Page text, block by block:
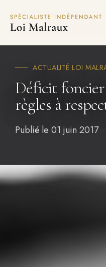
ACTUALITÉ LOI
Déficit
règles à
Publié le 01 juin 2017